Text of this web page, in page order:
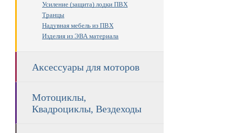
Усиление (защита) лодки ПВХ
Транцы
Надувная мебель из ПВХ
Изделия из ЭВА материала
Аксессуары для моторов
Мотоциклы,
Квадроциклы, Вездеходы